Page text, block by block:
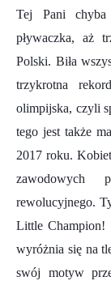
Tej Pani chyba
pływaczka, aż
Polski. Biła
trzykrotna
olimpijska, czyli
tego jest także
2017 roku.
zawodowych
rewolucyjnego.
Little Champion!
wyróżnia się na
swój motyw